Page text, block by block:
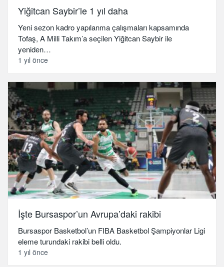
Yiğitcan Saybir’le 1 yıl daha
Yeni sezon kadro yapılanma çalışmaları kapsamında
Tofaş, A Milli Takım’a seçilen Yiğitcan Saybir ile
yeniden…
1 yıl önce
İşte Bursaspor’un Avrupa’daki rakibi
Bursaspor Basketbol’un FIBA Basketbol Şampiyonlar Ligi
eleme turundaki rakibi belli oldu.
1 yıl önce